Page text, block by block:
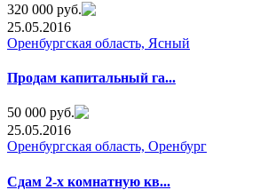
320 000 руб.
25.05.2016
Оренбургская область, Ясный
Продам капитальный га...
50 000 руб.
25.05.2016
Оренбургская область, Оренбург
Сдам 2-х комнатную кв...